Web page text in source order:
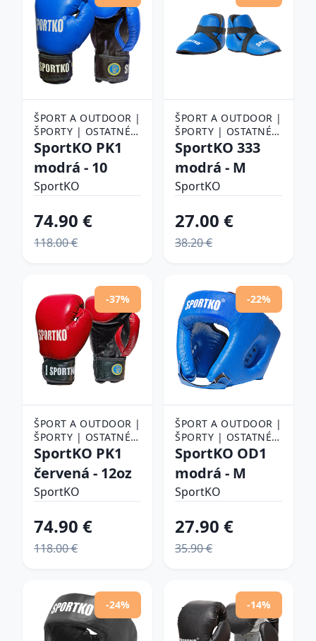
ŠPORT A OUTDOOR |
ŠPORTY | OSTATNÉ
ŠPORTY | BOJOVÉ
ŠPORTY | BOX |
BOXERSKÉ RUKAVICE
SportKO PK1
modrá - 10
SportKO
74.90 €
118.00 €
ŠPORT A OUTDOOR |
ŠPORTY | OSTATNÉ
ŠPORTY | BOJOVÉ
ŠPORTY | BOX |
BOXERSKÉ
CHRÁNIČE
SportKO 333
modrá - M
SportKO
27.00 €
38.20 €
-37%
ŠPORT A OUTDOOR |
ŠPORTY | OSTATNÉ
ŠPORTY | BOJOVÉ
ŠPORTY | BOX |
BOXERSKÉ RUKAVICE
SportKO PK1
červená - 12oz
SportKO
74.90 €
118.00 €
-22%
ŠPORT A OUTDOOR |
ŠPORTY | OSTATNÉ
ŠPORTY | BOJOVÉ
ŠPORTY | BOX |
BOXERSKÉ PRILBY
SportKO OD1
modrá - M
SportKO
27.90 €
35.90 €
-24% -14%